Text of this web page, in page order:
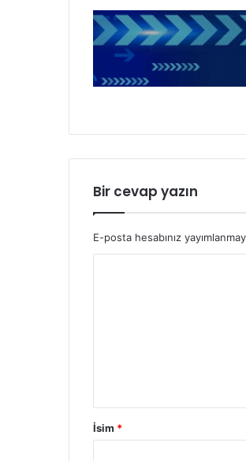
Bir cevap yazın
E-posta hesabınız
İsim *